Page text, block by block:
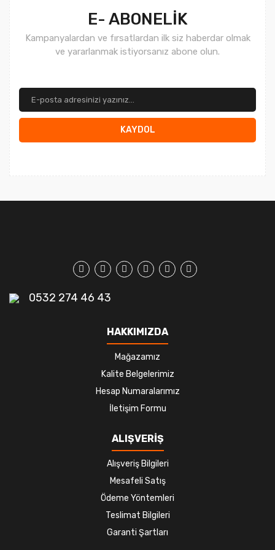
E- ABONELİK
Kampanyalardan ve fırsatlardan ilk siz haberdar olmak
ve yararlanmak istiyorsanız abone olun.
KAYDOL
0532 274 46 43
HAKKIMIZDA
Mağazamız
Kalite Belgelerimiz
Hesap Numaralarımız
İletişim Formu
ALIŞVERİŞ
Alışveriş Bilgileri
Mesafeli Satış
Ödeme Yöntemleri
Teslimat Bilgileri
Garanti Şartları